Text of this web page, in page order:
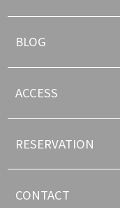
BLOG
ACCESS
RESERVATION
CONTACT